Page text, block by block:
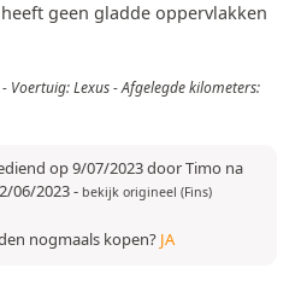
geen gladde oppervlakken
Voertuig: Lexus - Afgelegde kilometers:
op 9/07/2023 door Timo na
06/2023- bekijk origineel (Fins)
nogmaals kopen? JA